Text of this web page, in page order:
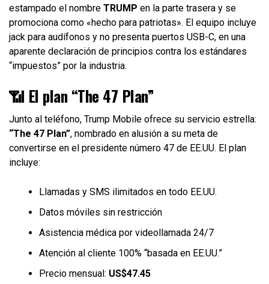
estampado el nombre TRUMP en la parte trasera y se
promociona como «hecho para patriotas». El equipo incluye
jack para audífonos y no presenta puertos USB-C, en una
aparente declaración de principios contra los estándares
“impuestos” por la industria.
📶 El plan “The 47 Plan”
Junto al teléfono, Trump Mobile ofrece su servicio estrella:
“The 47 Plan”, nombrado en alusión a su meta de
convertirse en el presidente número 47 de EE.UU. El plan
incluye:
Llamadas y SMS ilimitados en todo EE.UU.
Datos móviles sin restricción
Asistencia médica por videollamada 24/7
Atención al cliente 100% “basada en EE.UU.”
Precio mensual: US$47.45